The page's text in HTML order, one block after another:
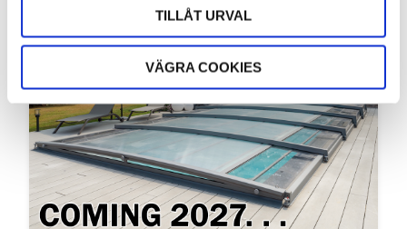
TILLÅT URVAL
VÄGRA COOKIES